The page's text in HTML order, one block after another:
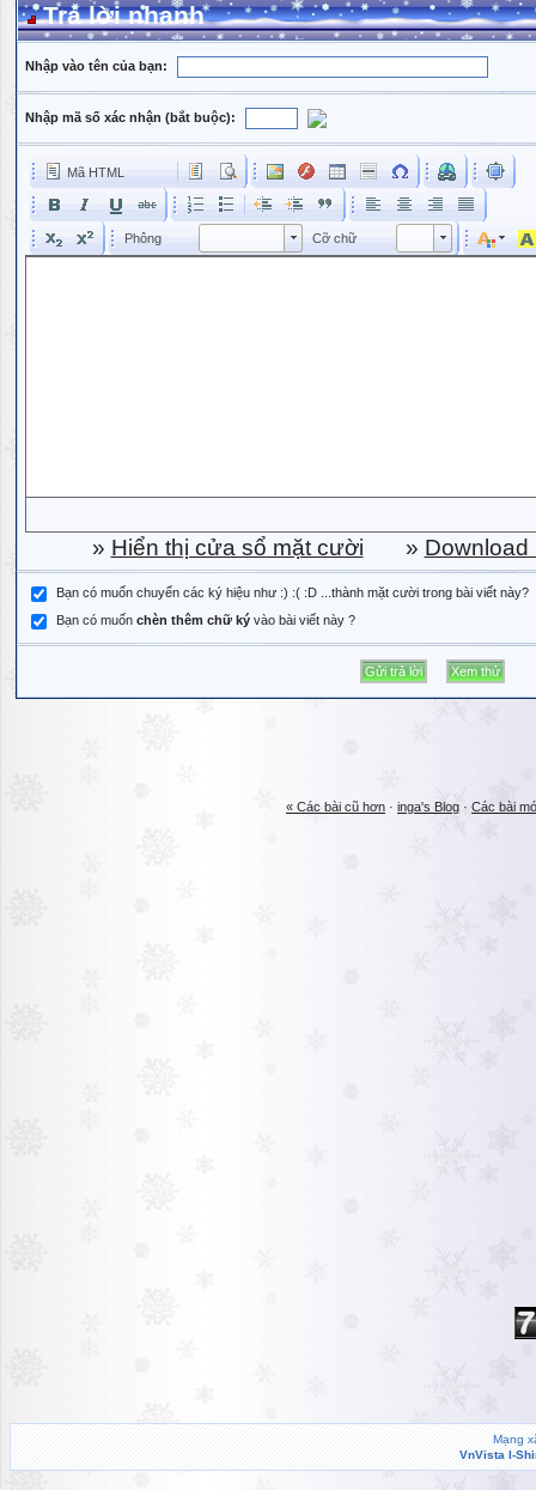
Trả lời nhanh
Nhập vào tên của bạn:
Nhập mã số xác nhận (bắt buộc):
Mã HTML
Phông Phông Cỡ chữ Kích cỡ phông
» Hiển thị cửa sổ mặt cười » Download
Bạn có muốn chuyển các ký hiệu như :) :( :D ...thành mặt cười trong bài viết này?
Bạn có muốn chèn thêm chữ ký vào bài viết này ?
« Các bài cũ hơn · inga's Blog · Các bài
Mạng
VnVista I-